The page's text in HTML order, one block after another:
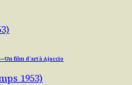
Un film d’art à Ajaccio
1953)